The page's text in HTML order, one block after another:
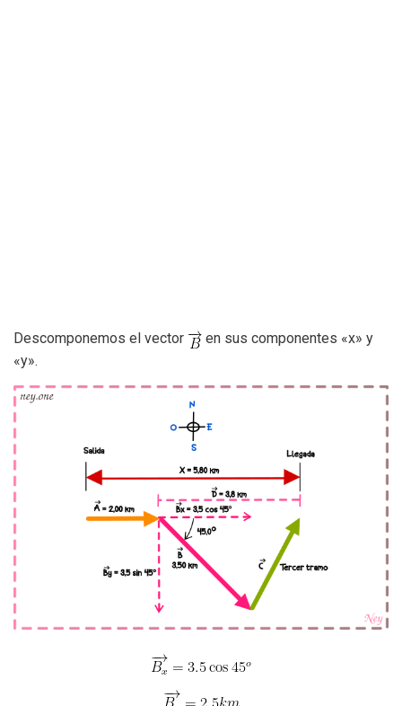
Descomponemos el vector
en sus componentes «x» y
«y».